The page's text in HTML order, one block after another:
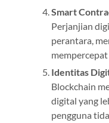
Smart
Perjanjian
perantara,
Identitas
Blockchain
digital yang
pengguna